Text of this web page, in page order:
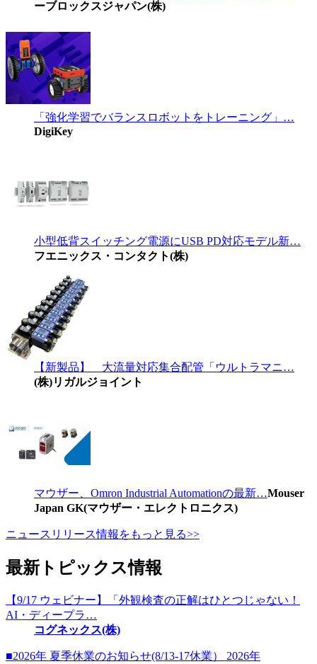
ーブロックスジャパン(株)
「強化学習でバランスロボットをトレーニング」…
DigiKey
小型低背スイッチング電源にUSB PD対応モデル新…
フエニックス・コンタクト(株)
【新製品】 大流量対応集合配管「ウルトラマニ…
(株)リガルジョイント
マウザー、Omron Industrial Automationの最新…Mouser
Japan GK(マウザー・エレクトロニクス)
ニュースリリース情報をもっと見る>>
最新トピックス情報
【9/17 ウェビナー】「外観検査の正解はひとつじゃない！
AI・ディープラ…
コグネックス(株)
■2026年 夏季休業のお知らせ(8/13-17休業） 2026年